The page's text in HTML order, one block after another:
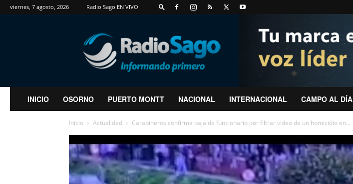
viernes, 7 agosto, 2026 Radio Sago EN VIVO
RadioSago
INICIO OSORNO PUERTO MONTT NACIONAL INTERNACIONAL CAMPO AL DÍA
Inicio Actualidad Carabineros confirma baja de funcionario por filtrar video de un homicidio en...